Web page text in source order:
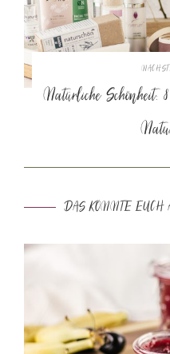
Natürliche Schönheit:
DAS KÖNNTE